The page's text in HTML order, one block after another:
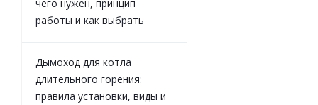
чего нужен, принцип
работы и как выбрать
Дымоход для котла
длительного горения:
правила установки, виды и